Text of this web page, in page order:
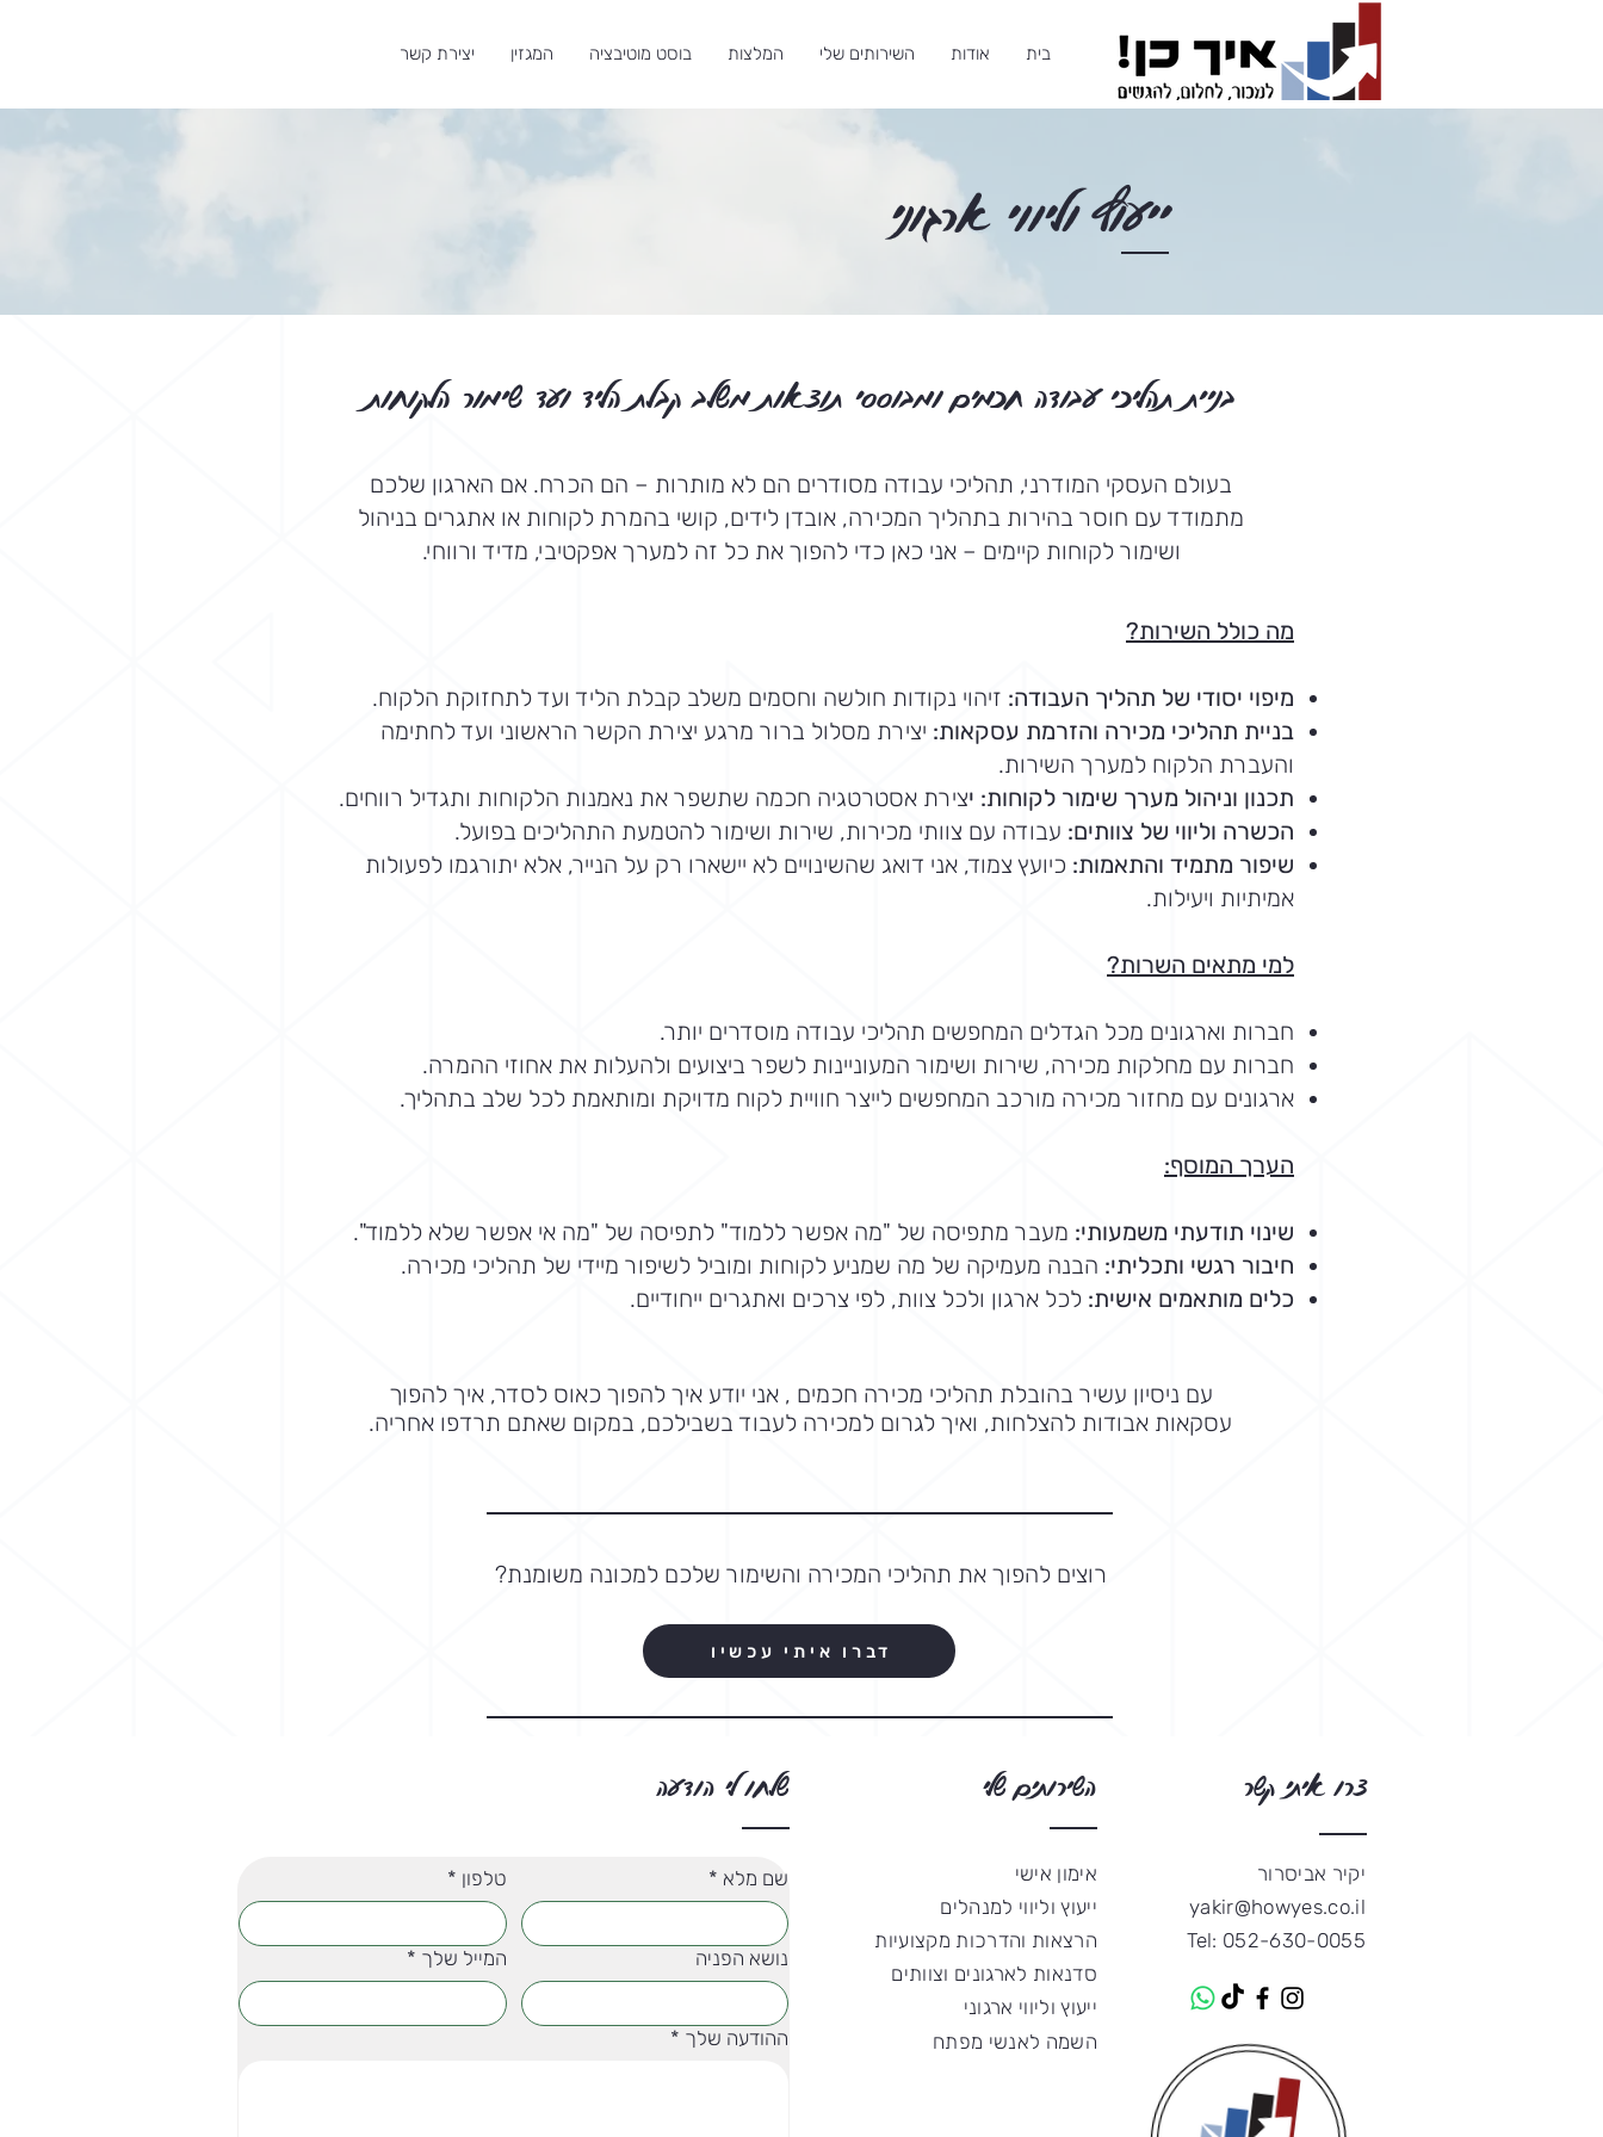
בית אודות השירותים שלי המלצות בוסט מוטיבציה המגזין יצירת קשר
ייעוץ וליווי ארגוני
​בניית תהליכי עבודה חכמים ומבוססי תוצאות משלב קבלת הליד ועד שימור הלקוחות
בעולם העסקי המודרני, תהליכי עבודה מסודרים הם לא מותרות – הם הכרח. אם הארגון שלכם
מתמודד עם חוסר בהירות בתהליך המכירה, אובדן לידים, קושי בהמרת לקוחות או אתגרים בניהול
ושימור לקוחות קיימים – אני כאן כדי להפוך את כל זה למערך אפקטיבי, מדיד ורווחי.
מה כולל השירות?
מיפוי יסודי של תהליך העבודה: זיהוי נקודות חולשה וחסמים משלב קבלת הליד ועד לתחזוקת הלקוח.
בניית תהליכי מכירה והזרמת עסקאות: יצירת מסלול ברור מרגע יצירת הקשר הראשוני ועד לחתימה
והעברת הלקוח למערך השירות.
תכנון וניהול מערך שימור לקוחות: יצירת אסטרטגיה חכמה שתשפר את נאמנות הלקוחות ותגדיל רווחים.
הכשרה וליווי של צוותים: עבודה עם צוותי מכירות, שירות ושימור להטמעת התהליכים בפועל.
שיפור מתמיד והתאמות: כיועץ צמוד, אני דואג שהשינויים לא יישארו רק על הנייר, אלא יתורגמו לפעולות
אמיתיות ויעילות.
למי מתאים השרות?
חברות וארגונים מכל הגדלים המחפשים תהליכי עבודה מוסדרים יותר.
חברות עם מחלקות מכירה, שירות ושימור המעוניינות לשפר ביצועים ולהעלות את אחוזי ההמרה.
ארגונים עם מחזור מכירה מורכב המחפשים לייצר חוויית לקוח מדויקת ומותאמת לכל שלב בתהליך.
הערך המוסף:
שינוי תודעתי משמעותי: מעבר מתפיסה של "מה אפשר ללמוד" לתפיסה של "מה אי אפשר שלא ללמוד".
חיבור רגשי ותכליתי: הבנה מעמיקה של מה שמניע לקוחות ומוביל לשיפור מיידי של תהליכי מכירה.
כלים מותאמים אישית: לכל ארגון ולכל צוות, לפי צרכים ואתגרים ייחודיים.
עם ניסיון עשיר בהובלת תהליכי מכירה חכמים , אני יודע איך להפוך כאוס לסדר, איך להפוך
עסקאות אבודות להצלחות, ואיך לגרום למכירה לעבוד בשבילכם, במקום שאתם תרדפו אחריה.
רוצים להפוך את תהליכי המכירה והשימור שלכם למכונה משומנת?
דברו איתי עכשיו
שלחו לי הודעה השירותים שלי צרו איתי קשר
שם מלא * טלפון *
נושא הפניה המייל שלך *
ההודעה שלך *
אימון אישי
ייעוץ וליווי למנהלים
הרצאות והדרכות מקצועיות
יקיר אביסרור
yakir@howyes.co.il​
Tel: 052-630-0055
סדנאות לארגונים וצוותים
ייעוץ וליווי ארגוני
השמה לאנשי מפתח